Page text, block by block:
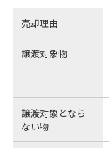
売却理由
譲渡対象物
譲渡対象となら
ない物